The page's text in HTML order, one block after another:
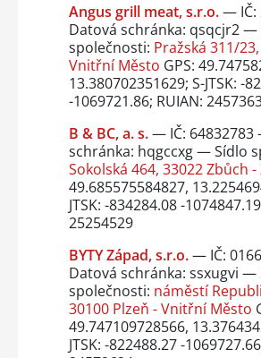
Angus grill meat, s.r.o.— IČ:
Datová schránka: qsqcjr2 —
společnosti: Pražská 311/
Vnitřní Město GPS:
13.380702351629; S-JTSK: -
-1069721.86; RUIAN:
B & BC, a. s.— IČ:
schránka: hqgccxg — Sídlo
Sokolská 464, 33022 Zbůch
49.685575584827,
JTSK: -834284.08 -
25254529
BYTY Západ, s.r.o.— IČ:
Datová schránka: ssxugvi —
společnosti: náměstí
30100 Plzeň - Vnitřní Město
49.747109728566,
JTSK: -822488.27 -